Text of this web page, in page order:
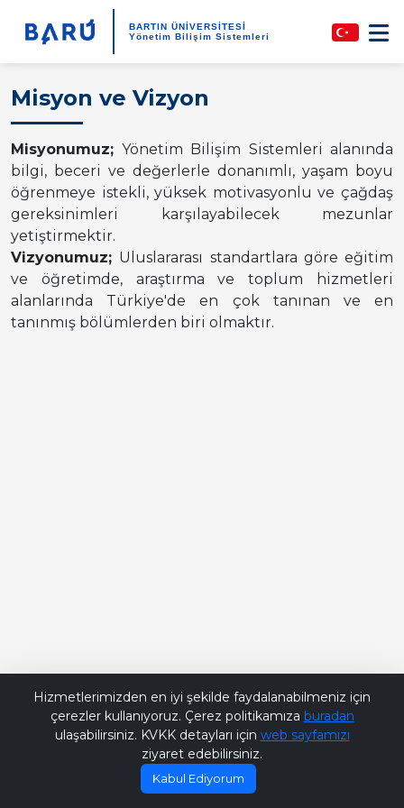
BARTIN ÜNİVERSİTESİ
Yönetim Bilişim Sistemleri
Misyon ve Vizyon
Misyonumuz; Yönetim Bilişim Sistemleri alanında
bilgi, beceri ve değerlerle donanımlı, yaşam boyu
öğrenmeye istekli, yüksek motivasyonlu ve çağdaş
gereksinimleri karşılayabilecek mezunlar
yetiştirmektir.
Vizyonumuz; Uluslararası standartlara göre eğitim
ve öğretimde, araştırma ve toplum hizmetleri
alanlarında Türkiye'de en çok tanınan ve en
tanınmış bölümlerden biri olmaktır.
Hizmetlerimizden en iyi şekilde faydalanabilmeniz için
çerezler kullanıyoruz. Çerez politikamıza buradan
ulaşabilirsiniz. KVKK detayları için web sayfamızı
ziyaret edebilirsiniz.
Kabul Ediyorum
Bana Soru Sor | Ask Me